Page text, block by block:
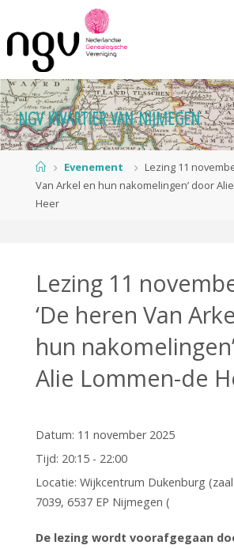
naar
inhoud
NGV KWARTIER VAN NIJMEGEN
HomeEvenement
Lezing 11
Van Arkel en hun nakomelingen’ door
Heer
Lezing 11
‘De heren Van
hun
Alie Lommen-de
Datum: 11 november 2025
Tijd: 20:15 - 22:00
Locatie: Wijkcentrum Dukenburg
7039, 6537 EP Nijmegen (
De lezing wordt voorafgegaan